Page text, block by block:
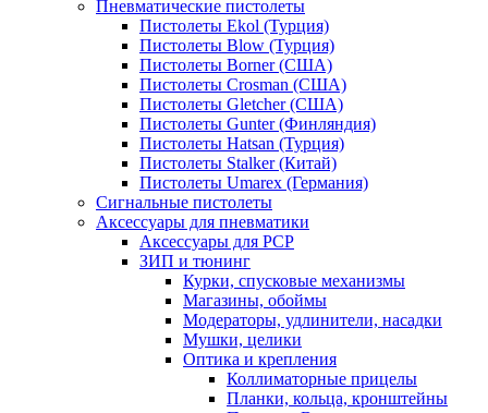
Пневматические пистолеты
Пистолеты Ekol (Турция)
Пистолеты Blow (Турция)
Пистолеты Borner (США)
Пистолеты Crosman (США)
Пистолеты Gletcher (США)
Пистолеты Gunter (Финляндия)
Пистолеты Hatsan (Турция)
Пистолеты Stalker (Китай)
Пистолеты Umarex (Германия)
Сигнальные пистолеты
Аксессуары для пневматики
Аксессуары для PCP
ЗИП и тюнинг
Курки, спусковые механизмы
Магазины, обоймы
Модераторы, удлинители, насадки
Мушки, целики
Оптика и крепления
Коллиматорные прицелы
Планки, кольца, кронштейны